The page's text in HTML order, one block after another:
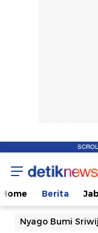
Home Berita
Nyago Bumi